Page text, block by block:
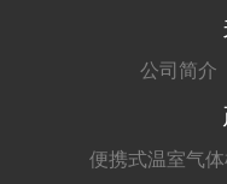
公司简介
便携式温室气